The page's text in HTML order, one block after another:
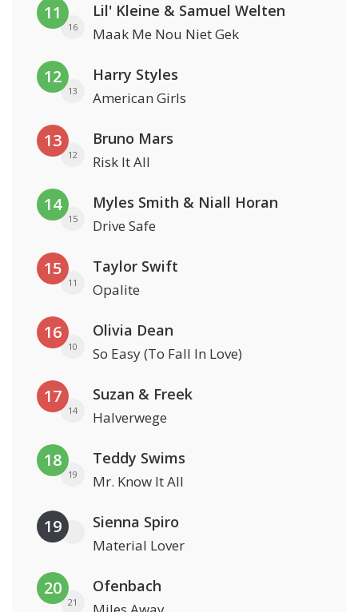
11
16
Lil' Kleine & Samuel Welten
Maak Me Nou Niet Gek
12
13
Harry Styles
American Girls
13
12
Bruno Mars
Risk It All
14
15
Myles Smith & Niall Horan
Drive Safe
15
11
Taylor Swift
Opalite
16
10
Olivia Dean
So Easy (To Fall In Love)
17
14
Suzan & Freek
Halverwege
18
19
Teddy Swims
Mr. Know It All
19 Sienna Spiro
Material Lover
20
21
Ofenbach